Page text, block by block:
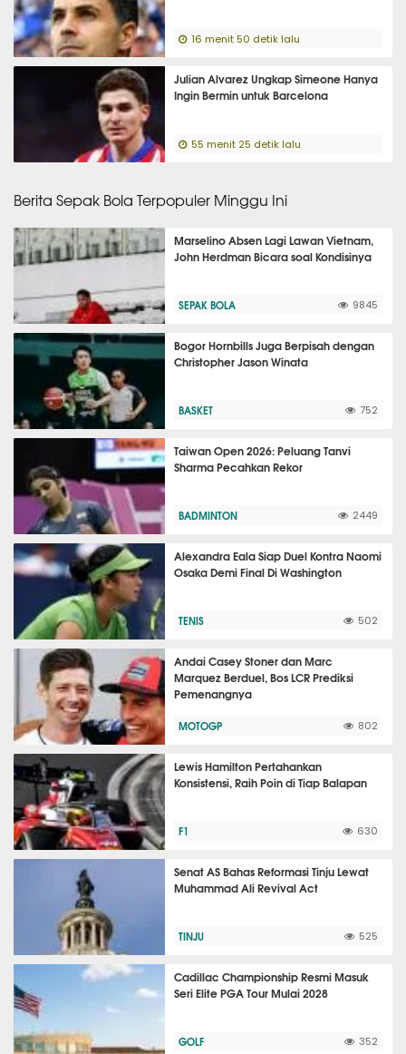
16 menit 50 detik lalu
Julian Alvarez Ungkap Simeone Hanya
Ingin Bermin untuk Barcelona
55 menit 25 detik lalu
Berita Sepak Bola Terpopuler Minggu Ini
Marselino Absen Lagi Lawan Vietnam,
John Herdman Bicara soal Kondisinya
SEPAK BOLA 9845
Bogor Hornbills Juga Berpisah dengan
Christopher Jason Winata
BASKET 752
Taiwan Open 2026: Peluang Tanvi
Sharma Pecahkan Rekor
BADMINTON 2449
Alexandra Eala Siap Duel Kontra Naomi
Osaka Demi Final Di Washington
TENIS 502
Andai Casey Stoner dan Marc
Marquez Berduel, Bos LCR Prediksi
Pemenangnya
MOTOGP 802
Lewis Hamilton Pertahankan
Konsistensi, Raih Poin di Tiap Balapan
F1 630
Senat AS Bahas Reformasi Tinju Lewat
Muhammad Ali Revival Act
TINJU 525
Cadillac Championship Resmi Masuk
Seri Elite PGA Tour Mulai 2028
GOLF 352